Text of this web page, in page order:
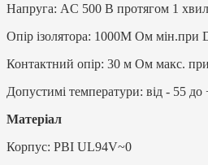
Напруга: AC 500 В протягом 1
Опір ізолятора: 1000M Ом мін.при
Контактний опір: 30 м Ом макс.
Допустимі температури: від - 55 до
Матеріал
Корпус: PBI UL94V~0